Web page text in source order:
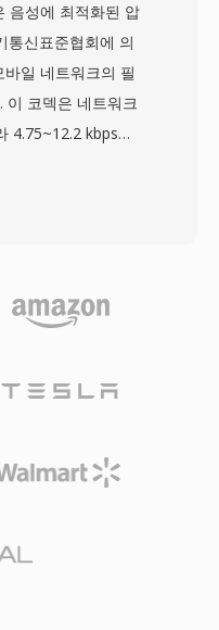
. M2TS는
포함한 주요 블루레
DTS-HD
드 사운드를 위한
합니다. 이 컨테이
캠코더에
를 보존합니다. 안
질 코덱 지원 덕분
니다.
음성에 최적화된 압
통신표준협회에 의
일 네트워크의 필
이 코덱은 네트워크
4.75~12.2 kbps의
으로 전환합니다.
급된 음성 코덱 중
약 90 KB를 차지
에서의 음성 메모,
포트 노이즈 생성
워크 환경에서 명료